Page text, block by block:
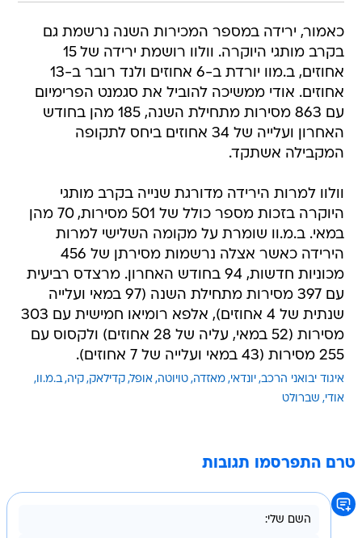
כאמור, ירידה במספר המכירות השנה נרשמת גם
בקרב מותגי היוקרה. וולוו רושמת ירידה של 15
אחוזים, ב.מוו יורדת ב-6 אחוזים ולנד רובר ב-13
אחוזים. אודי ממשיכה להוביל את סגמנט הפרימיום
עם 863 מסירות מתחילת השנה, 185 מהן בחודש
האחרון ועלייה של 34 אחוזים ביחס לתקופה
המקבילה אשתקד.
וולוו למרות הירידה מדורגת שנייה בקרב מותגי
היוקרה בזכות מספר כולל של 501 מסירות, 70 מהן
במאי. ב.מ.וו שומרת על מקומה השלישי למרות
הירידה כאשר אצלה נרשמות מסירתן של 456
מכוניות חדשות, 94 בחודש האחרון. מרצדס רביעית
עם 397 מסירות מתחילת השנה (97 במאי ועלייה
שנתית של 4 אחוזים), אלפא רומיאו חמישית עם 303
מסירות (52 במאי, עליה של 28 אחוזים) ולקסוס עם
255 מסירות (43 במאי ועלייה של 7 אחוזים).
איגוד יבואני הרכב יונדאי מאזדה טויוטה אופל קדילאק קיה ב.מ.וו
אודי שברולט
טרם התפרסמו תגובות